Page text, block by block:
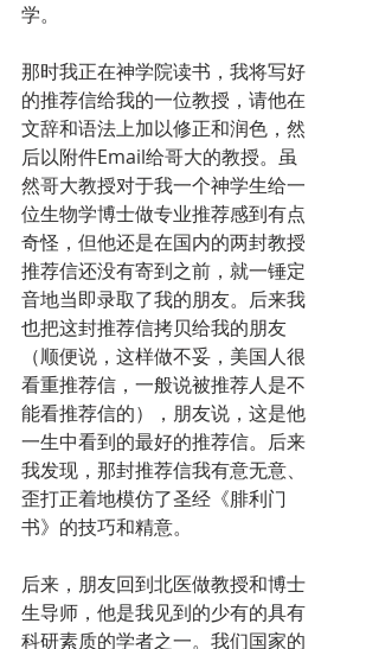
学。
那时我正在神学院读书，我将写好
的推荐信给我的一位教授，请他在
文辞和语法上加以修正和润色，然
后以附件Email给哥大的教授。虽
然哥大教授对于我一个神学生给一
位生物学博士做专业推荐感到有点
奇怪，但他还是在国内的两封教授
推荐信还没有寄到之前，就一锤定
音地当即录取了我的朋友。后来我
也把这封推荐信拷贝给我的朋友
（顺便说，这样做不妥，美国人很
看重推荐信，一般说被推荐人是不
能看推荐信的），朋友说，这是他
一生中看到的最好的推荐信。后来
我发现，那封推荐信我有意无意、
歪打正着地模仿了圣经《腓利门
书》的技巧和精意。
后来，朋友回到北医做教授和博士
生导师，他是我见到的少有的具有
科研素质的学者之一。我们国家的